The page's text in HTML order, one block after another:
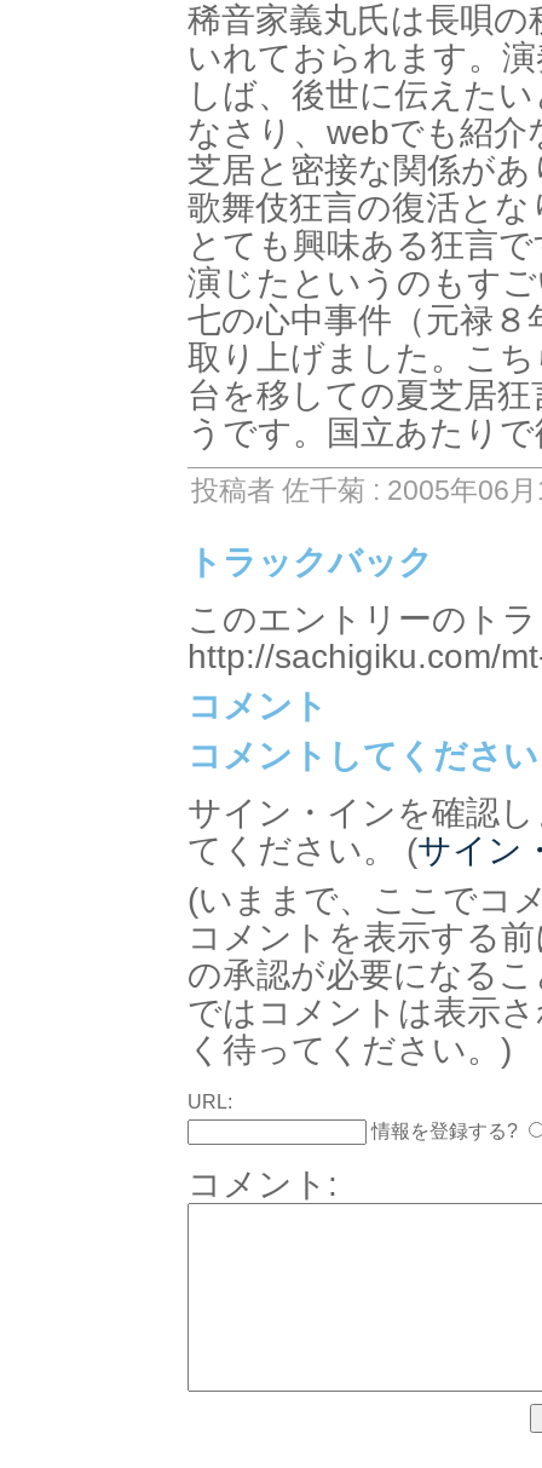
稀音家義丸氏は長唄
いれておられます。
しば、後世に伝えた
なさり、webでも紹
芝居と密接な関係が
歌舞伎狂言の復活と
とても興味ある狂言
演じたというのもす
七の心中事件（元禄
取り上げました。こ
台を移しての夏芝居
うです。国立あたり
投稿者 佐千菊 : 2005年06
トラックバック
このエントリーのト
http://sachigiku.com/
コメント
コメントしてください
サイン・インを確認
てください。 (サイン
(いままで、ここでコ
コメントを表示する
の承認が必要になる
ではコメントは表示
く待ってください。)
URL:
情報を登録する?
コメント: